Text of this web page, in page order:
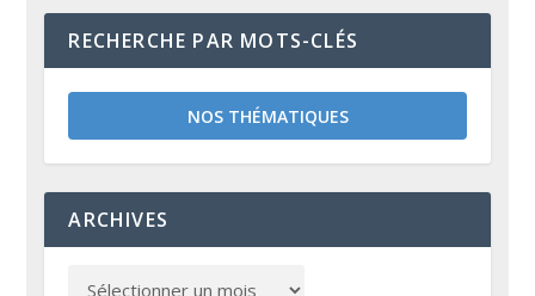
RECHERCHE PAR MOTS-CLÉS
NOS THÉMATIQUES
ARCHIVES